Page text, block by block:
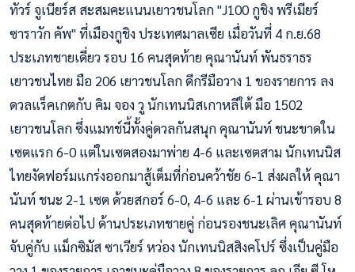
ทัวร์ จูเนียร์ส สะสมคะแนนเยาวชนโลก "J100 กูชิง พรีเมียร์
ซาราวัก คัพ" ที่เมืองกูชิง ประเทศมาลเซีย เมื่อวันที่ 4 ก.ย.68
ประเภทชายเดี่ยว รอบ 16 คนสุดท้าย คุณานันท์ พันธราธร
เยาวชนไทย มือ 206 เยาวชนโลก ดีกรีมือวาง 1 ของรายการ ลง
ดวลแร็คเกตกับ คิม จอง วู นักเทนนิสเกาหลีใต้ มือ 1502
เยาวชนโลก ซึ่งแมทช์นี้ทั้งคู่ดวลกันสนุก คุณานันท์ ชนะขาดใน
เซตแรก 6-0 แต่ในเซตสองมาพ่าย 4-6 และเซตสาม นักเทนนิส
ไทยงัดฟอร์มแกร่งออกมาสู้เต็มที่ก่อนคว้าชัย 6-1 ส่งผลให้ คุณา
นันท์ ชนะ 2-1 เซต ด้วยสกอร์ 6-0, 4-6 และ 6-1 ผ่านเข้ารอบ 8
คนสุดท้ายต่อไป ด้านประเภทชายคู่ ก่อนรองชนะเลิศ คุณานันท์
จับคู่กับ แม็กซิมัส ซาเวียร์ หว่อง นักเทนนิสสิงคโปร์ ซึ่งเป็นคู่มือ